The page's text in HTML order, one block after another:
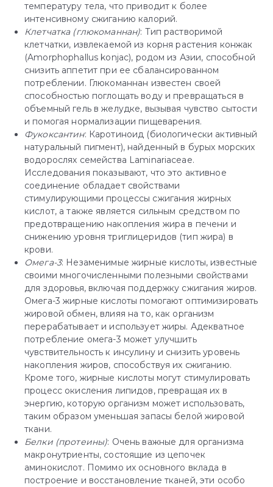
температуру тела, что приводит к более
интенсивному сжиганию калорий.
Клетчатка (глюкоманнан): Тип растворимой
клетчатки, извлекаемой из корня растения конжак
(Amorphophallus konjac), родом из Азии, способной
снизить аппетит при ее сбалансированном
потреблении. Глюкоманнан известен своей
способностью поглощать воду и превращаться в
объемный гель в желудке, вызывая чувство сытости
и помогая нормализации пищеварения.
Фукоксантин: Каротиноид (биологически активный
натуральный пигмент), найденный в бурых морских
водорослях семейства Laminariaceae.
Исследования показывают, что это активное
соединение обладает свойствами
стимулирующими процессы сжигания жирных
кислот, а также является сильным средством по
предотвращению накопления жира в печени и
снижению уровня триглицеридов (тип жира) в
крови.
Омега-3: Незаменимые жирные кислоты, известные
своими многочисленными полезными свойствами
для здоровья, включая поддержку сжигания жиров.
Омега-3 жирные кислоты помогают оптимизировать
жировой обмен, влияя на то, как организм
перерабатывает и использует жиры. Адекватное
потребление омега-3 может улучшить
чувствительность к инсулину и снизить уровень
накопления жиров, способствуя их сжиганию.
Кроме того, жирные кислоты могут стимулировать
процесс окисления липидов, превращая их в
энергию, которую организм может использовать,
таким образом уменьшая запасы белой жировой
ткани.
Белки (протеины): Очень важные для организма
макронутриенты, состоящие из цепочек
аминокислот. Помимо их основного вклада в
построение и восстановление тканей, эти особо